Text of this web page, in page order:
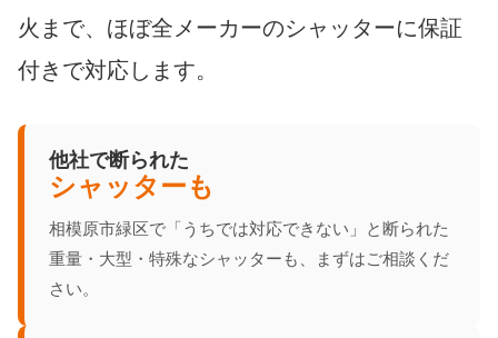
火まで、ほぼ全メーカーのシャッターに保証
付きで対応します。
他社で断られた
シャッターも
相模原市緑区で「うちでは対応できない」と断られた
重量・大型・特殊なシャッターも、まずはご相談くだ
さい。